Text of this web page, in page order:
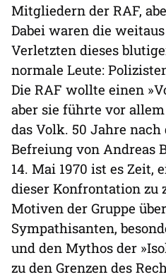
Mitgliedern der RAF,
Dabei waren die
Verletzten dieses
normale Leute:
Die RAF wollte einen
aber sie führte vor
das Volk. 50 Jahre
Befreiung von Andreas
14. Mai 1970 ist es Zeit,
dieser Konfrontation zu
Motiven der Gruppe
Sympathisanten,
und den Mythos der
zu den Grenzen des